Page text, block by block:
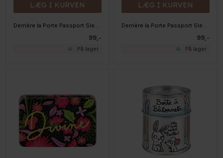
LÆG I KURVEN
Derrière la Porte Passport Sleeve - Til Pas - Fleurs beaucoup
99,-
På lager
LÆG I KURVEN
Derrière la Porte Passport Sleeve - Til Pas - Petits coeurs
99,-
På lager